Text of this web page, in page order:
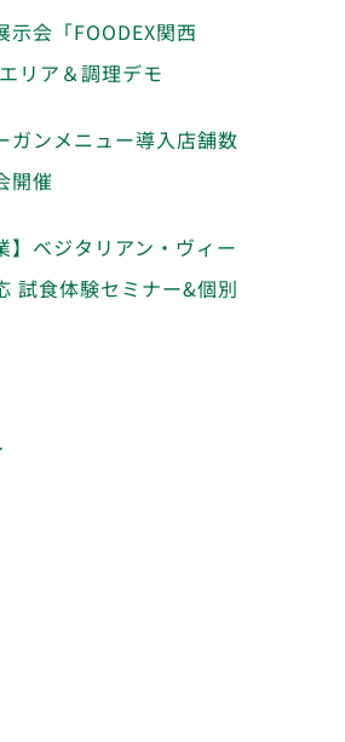
示会「FOODEX関西
リア＆調理デモ
ガンメニュー導入店舗数
開催
】ベジタリアン・ヴィー
試食体験セミナー&個別